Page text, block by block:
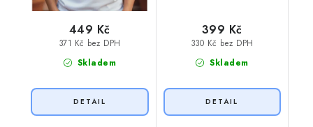
Skladem
371 Kč bez DPH
449 Kč
Skladem
330 Kč bez DPH
399 Kč